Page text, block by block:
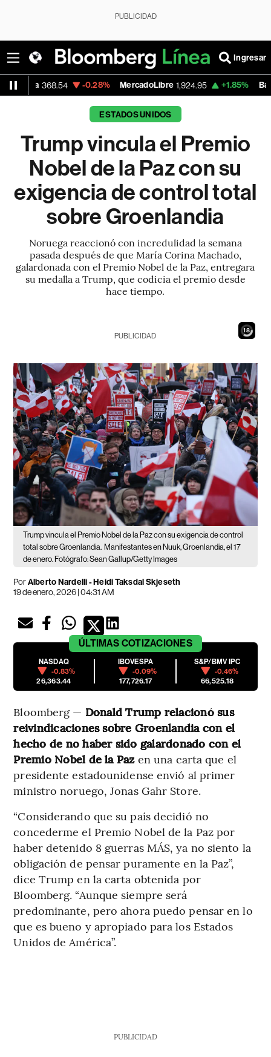
PUBLICIDAD
Ingresar
-0.28% MercadoLibre 1,924.95 +1.85% Banco de
ESTADOS UNIDOS
Trump vincula el Premio
Nobel de la Paz con su
exigencia de control total
sobre Groenlandia
Noruega reaccionó con incredulidad la semana
pasada después de que María Corina Machado,
galardonada con el Premio Nobel de la Paz, entregara
su medalla a Trump, que codicia el premio desde
hace tiempo.
16
PUBLICIDAD
Trump vincula el Premio Nobel de la Paz con su exigencia de control
total sobre Groenlandia. Manifestantes en Nuuk, Groenlandia, el 17
de enero. Fotógrafo: Sean Gallup/Getty Images
PorAlberto Nardelli - Heidi Taksdal Skjeseth
19 de enero, 2026 | 04:31 AM
ÚLTIMAS COTIZACIONES
NASDAQ
-0.83%
26,363.44
IBOVESPA
-0.09%
177,726.17
S&P/BMV IPC
-0.46%
66,525.18
Bloomberg — Donald Trump relacionó sus
reivindicaciones sobre Groenlandia con el
hecho de no haber sido galardonado con el
Premio Nobel de la Paz en una carta que el
presidente estadounidense envió al primer
ministro noruego, Jonas Gahr Store.
“Considerando que su país decidió no
concederme el Premio Nobel de la Paz por
haber detenido 8 guerras MÁS, ya no siento la
obligación de pensar puramente en la Paz”,
dice Trump en la carta obtenida por
Bloomberg. “Aunque siempre será
predominante, pero ahora puedo pensar en lo
que es bueno y apropiado para los Estados
Unidos de América”.
PUBLICIDAD